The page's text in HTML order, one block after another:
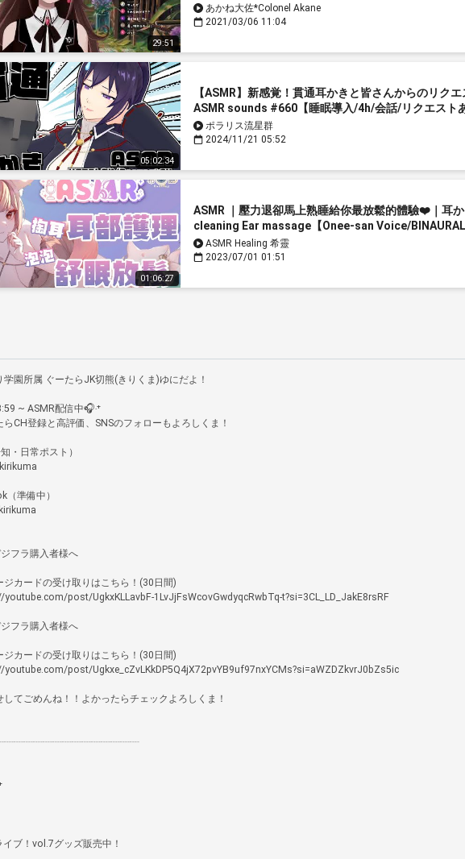
29:51
あかね大佐*Colonel Akane
2021/03/06 11:04
05:02:34
【ASMR】新感覚！貫通耳かきと皆さんからのリク
ASMR sounds #660【睡眠導入/4h/会話/リクエスト
ポラリス流星群
2024/11/21 05:52
01:06:27
ASMR ｜壓力退卻馬上熟睡給你最放鬆的體驗❤️｜耳
cleaning Ear massage【Onee-san Voice/BINAURAL
ASMR Healing 希靈
2023/07/01 01:51
学園所属 ぐーたらJK切熊(きりくま)ゆにだよ！
~ ASMR配信中🎧‧⁺
らCH登録と高評価、SNSのフォローもよろしくま！
・日常ポスト）
（準備中）
フラ購入者様へ
ジカードの受け取りはこちら！(30日間)
post/UgkxKLLavbF-1LvJjFsWcovGwdyqcRwbTq-t?si=3CL_LD_JakE8rsRF
フラ購入者様へ
ジカードの受け取りはこちら！(30日間)
post/Ugkxe_cZvLKkDP5Q4jX72pvYB9uf97nxYCMs?si=aWZDZkvrJ0bZs5ic
してごめんね！！よかったらチェックよろしくま！
ブ！vol.7グッズ販売中！